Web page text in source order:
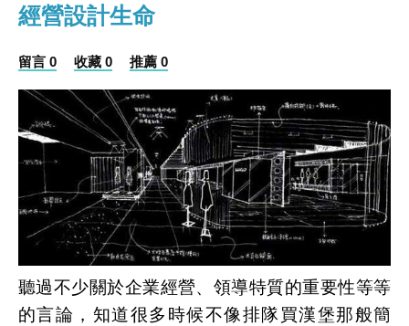
經營設計生命
留言 0 收藏 0 推薦 0
聽過不少關於企業經營、領導特質的重要性等等
的言論，知道很多時候不像排隊買漢堡那般簡